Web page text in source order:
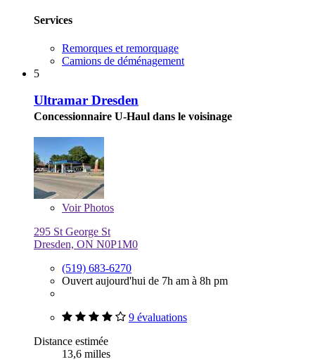
Services
Remorques et remorquage
Camions de déménagement
5
Ultramar Dresden
Concessionnaire U-Haul dans le voisinage
VoirPhotos
295 St George St
Dresden, ON N0P1M0
(519) 683-6270
Ouvert aujourd'hui de 7h am à 8h pm
9 évaluations
Distance estimée
13,6 milles